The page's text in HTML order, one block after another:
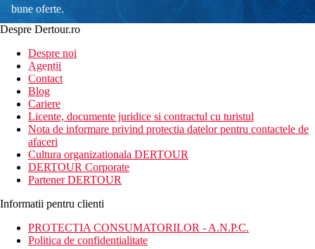
bune oferte.
newsletter!
Despre Dertour.ro
Despre noi
Agentii
Contact
Blog
Cariere
Licente, documente juridice si contractul cu turistul
Nota de informare privind protectia datelor pentru contactele de
afaceri
Cultura organizationala DERTOUR
DERTOUR Corporate
Partener DERTOUR
Informatii pentru clienti
PROTECTIA CONSUMATORILOR - A.N.P.C.
Politica de confidentialitate